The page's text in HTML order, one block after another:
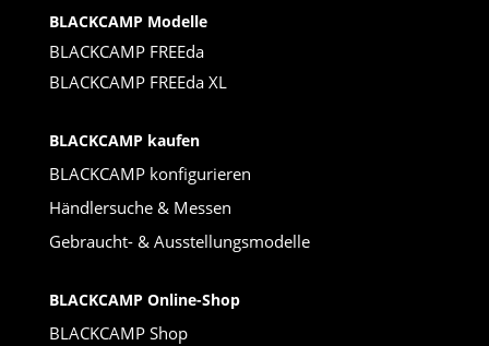
BLACKCAMP Modelle
BLACKCAMP FREEda
BLACKCAMP FREEda XL
BLACKCAMP kaufen
BLACKCAMP konfigurieren
Händlersuche & Messen
Gebraucht- & Ausstellungsmodelle
BLACKCAMP Online-Shop
BLACKCAMP Shop